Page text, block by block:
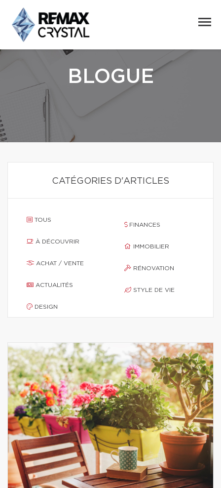
BLOGUE
CATÉGORIES D'ARTICLES
TOUS
À DÉCOUVRIR
ACHAT / VENTE
ACTUALITÉS
DESIGN
FINANCES
IMMOBILIER
RÉNOVATION
STYLE DE VIE